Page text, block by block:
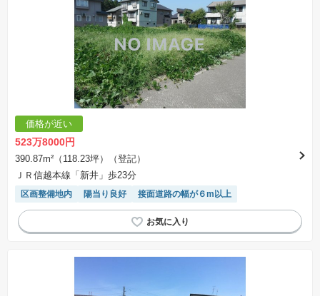
価格が近い
523万8000円
390.87m²（118.23坪）（登記）
ＪＲ信越本線「新井」歩23分
区画整備地内 陽当り良好 接面道路の幅が６m以上